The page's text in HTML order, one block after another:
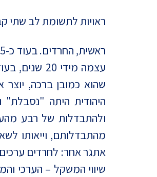
ראויות לתשומת לב שתי
שהוא כמובן ברכה,
היהודית היתה "נסבלת"
ולהתבדלות של רבע
מהתבדלותם, וייאותו
אתגר אחר: לחרדים ערכים
שיווי המשקל – הערכי